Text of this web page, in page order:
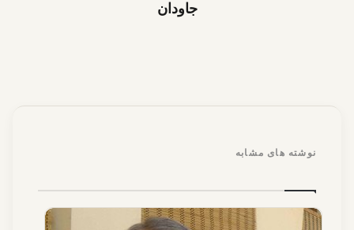
جاودان
نوشته های مشابه